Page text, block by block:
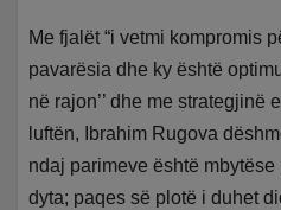
Me fjalët “i vetmi kompromis
pavarësia dhe ky është
në rajon’’ dhe me strategjinë
luftën, Ibrahim Rugova
ndaj parimeve është
dyta; paqes së plotë i duhet